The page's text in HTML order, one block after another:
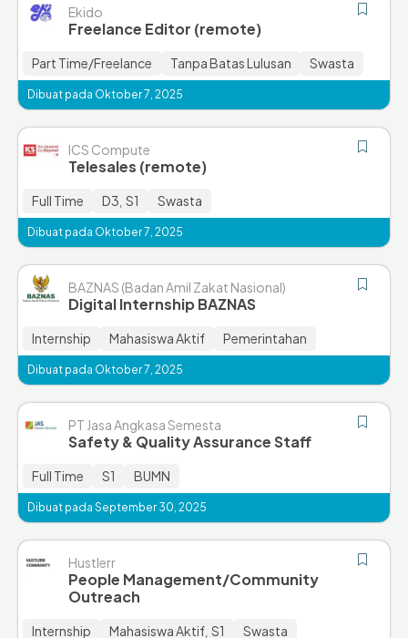
Ekido
Freelance Editor (remote)
Part Time/Freelance Tanpa Batas Lulusan Swasta
Dibuat pada Oktober 7, 2025
ICS Compute
Telesales (remote)
Full Time D3 S1 Swasta
Dibuat pada Oktober 7, 2025
BAZNAS (Badan Amil Zakat Nasional)
Digital Internship BAZNAS
Internship Mahasiswa Aktif Pemerintahan
Dibuat pada Oktober 7, 2025
PT Jasa Angkasa Semesta
Safety & Quality Assurance Staff
Full Time S1 BUMN
Dibuat pada September 30, 2025
Hustlerr
People Management/Community
Outreach
Internship Mahasiswa Aktif S1 Swasta